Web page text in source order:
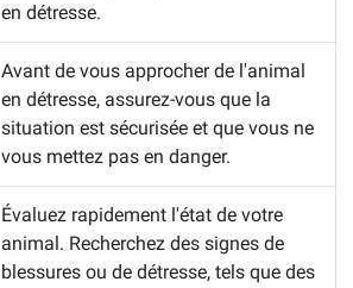
en détresse.
Avant de vous approcher de l'animal
en détresse, assurez-vous que la
situation est sécurisée et que vous ne
vous mettez pas en danger.
Évaluez rapidement l'état de votre
animal. Recherchez des signes de
blessures ou de détresse, tels que des